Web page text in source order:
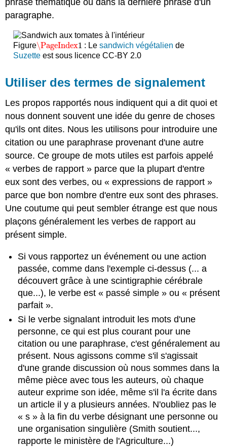
paragraphe.
Figure\PageIndex1
\PageIndex1 : Lesandwich végétalien de
Suzetteest sous licence CC-BY 2.0
Utiliser des termes de signalement
Les propos rapportés nous indiquent qui a dit quoi et
nous donnent souvent une idée du genre de choses
qu'ils ont dites. Nous les utilisons pour introduire une
citation ou une paraphrase provenant d'une autre
source. Ce groupe de mots utiles est parfois appelé
« verbes de rapport » parce que la plupart d'entre
eux sont des verbes, ou « expressions de rapport »
parce que bon nombre d'entre eux sont des phrases.
Une coutume qui peut sembler étrange est que nous
plaçons généralement les verbes de rapport au
présent simple.
Si vous rapportez un événement ou une action
passée, comme dans l'exemple ci-dessus (... a
découvert grâce à une scintigraphie cérébrale
que...), le verbe est « passé simple » ou « présent
parfait ».
Si le verbe signalant introduit les mots d'une
personne, ce qui est plus courant pour une
citation ou une paraphrase, c'est généralement au
présent. Nous agissons comme s'il s'agissait
d'une grande discussion où nous sommes dans la
même pièce avec tous les auteurs, où chaque
auteur exprime son idée, même s'il l'a écrite dans
un article il y a plusieurs années. N'oubliez pas le
« s » à la fin du verbe désignant une personne ou
une organisation singulière (Smith soutient...,
rapporte le ministère de l'Agriculture...)